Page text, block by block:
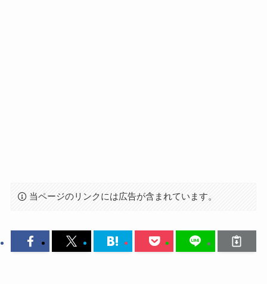
当ページのリンクには広告が含まれています。